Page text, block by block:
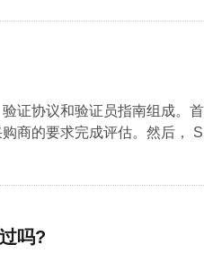
证协议和验证员指南组成。
购商的要求完成评估。然后
吗?